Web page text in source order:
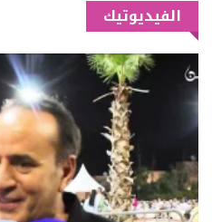
الفيديوتيك